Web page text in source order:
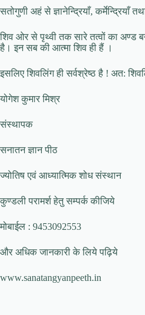
सतोगुणी अहं से ज्ञानेन्द्रियाँ, कर्मेन्द्रियाँ
शिव ओर से पृथ्वी तक सारे तत्वों का अण्ड
है। इन सब की आत्मा शिव ही हैं ।
इसलिए शिवलिंग ही सर्वश्रेष्ठ है ! अत:
योगेश कुमार मिश्र
संस्थापक
सनातन ज्ञान पीठ
ज्योतिष एवं आध्यात्मिक शोध संस्थान
कुण्डली परामर्श हेतु सम्पर्क कीजिये
मोबाईल : 9453092553
और अधिक जानकारी के लिये पढ़िये
www.sanatangyanpeeth.in